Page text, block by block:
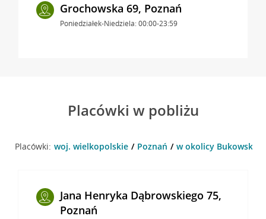
Grochowska 69, Poznań
Poniedziałek-Niedziela: 00:00-23:59
Placówki w pobliżu
Placówki: woj. wielkopolskie Poznań w okolicy Bukowska
Jana Henryka Dąbrowskiego 75,
Poznań